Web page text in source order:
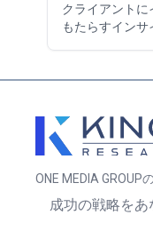
クライアントに
もたらすインサ
ONE MEDIA GROUP
成功の戦略をあ